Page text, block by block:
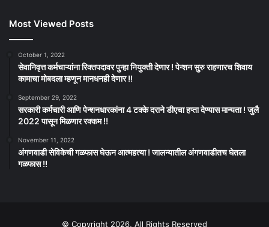
Most Viewed Posts
October 1, 2022
सेवानिवृत्त कर्मचाऱ्यांना रिक्तपदावर पुन्हा नियुक्ती देणार ! पेन्शन सुरु राहणारच शिवाय
कामाचा मोबदला म्हणून मानधनही देणार !!
September 29, 2022
सरकारी कर्मचारी आणि पेन्शनधारकांना 4 टक्के दराने डीएचा हप्ता देण्यास मान्यता ! जुलै
2022 पासून मिळणार रक्कम !!
November 11, 2022
अंगणवाडी सेविकेची गळफास घेऊन आत्महत्या ! जालन्यातील अंगणवाडीतच घेतला
गळफास !!
© Copyright 2026, All Rights Reserved